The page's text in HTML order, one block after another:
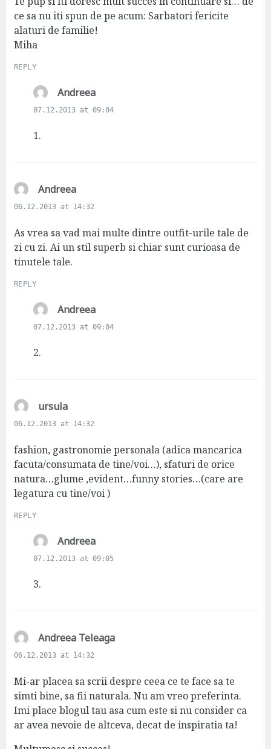
ce sa nu iti spun de pe acum: Sarbatori fericite
alaturi de familie!
Miha
REPLY
Andreeas
a
07.12.2013 at 09:04
1.
Andreeas
a
s
06.12.2013 at 14:32
As vrea sa vad mai multe dintre outfit-urile tale de
zi cu zi. Ai un stil superb si chiar sunt curioasa de
tinutele tale.
REPLY
Andreeas
a
07.12.2013 at 09:04
2.
ursulas
a
s
:
06.12.2013 at 14:32
fashion, gastronomie personala (adica mancarica
facuta/consumata de tine/voi…), sfaturi de orice
natura…glume ,evident…funny stories…(care are
legatura cu tine/voi )
REPLY
Andreeas
a
07.12.2013 at 09:05
3.
Andreea Teleagas
s
:
06.12.2013 at 14:32
Mi-ar placea sa scrii despre ceea ce te face sa te
simti bine, sa fii naturala. Nu am vreo preferinta.
Imi place blogul tau asa cum este si nu consider ca
ar avea nevoie de altceva, decat de inspiratia ta!